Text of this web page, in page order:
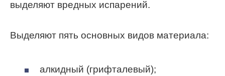
выделяют вредных испарений.
Выделяют пять основных видов материала:
алкидный (грифталевый);